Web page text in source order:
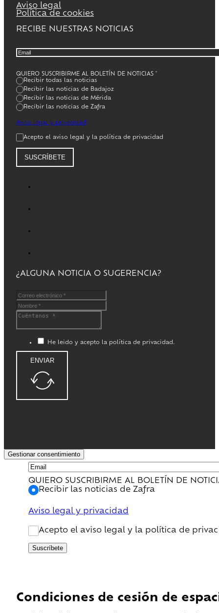
Aviso legal
Política de cookies
RECIBE NUESTRAS NOTICIAS
QUIERO SUSCRIBIRME AL BOLETÍN DE NOTICIAS *
Recibir todas las noticias
Recibir las noticias de Badajoz
Recibir las noticias de Mérida
Recibir las noticias de Zafra
Aviso legal y privacidad
Acepto el aviso legal y la política de privacidad
SUSCRÍBETE
¿ALGUNA NOTICIA O SUGERENCIA?
He leido y acepto la política de privacidad.
ENVIAR
Gestionar consentimiento
QUIERO SUSCRIBIRME AL BOLETÍN DE
Recibir las noticias de Zafra
Aviso legal y privacidad
Acepto el aviso legal y la política de
Suscríbete
Condiciones de cesión de